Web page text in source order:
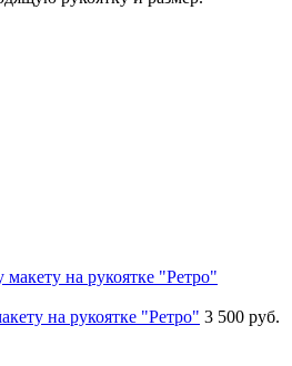
на рукоятке "Ретро" 3 500 руб.